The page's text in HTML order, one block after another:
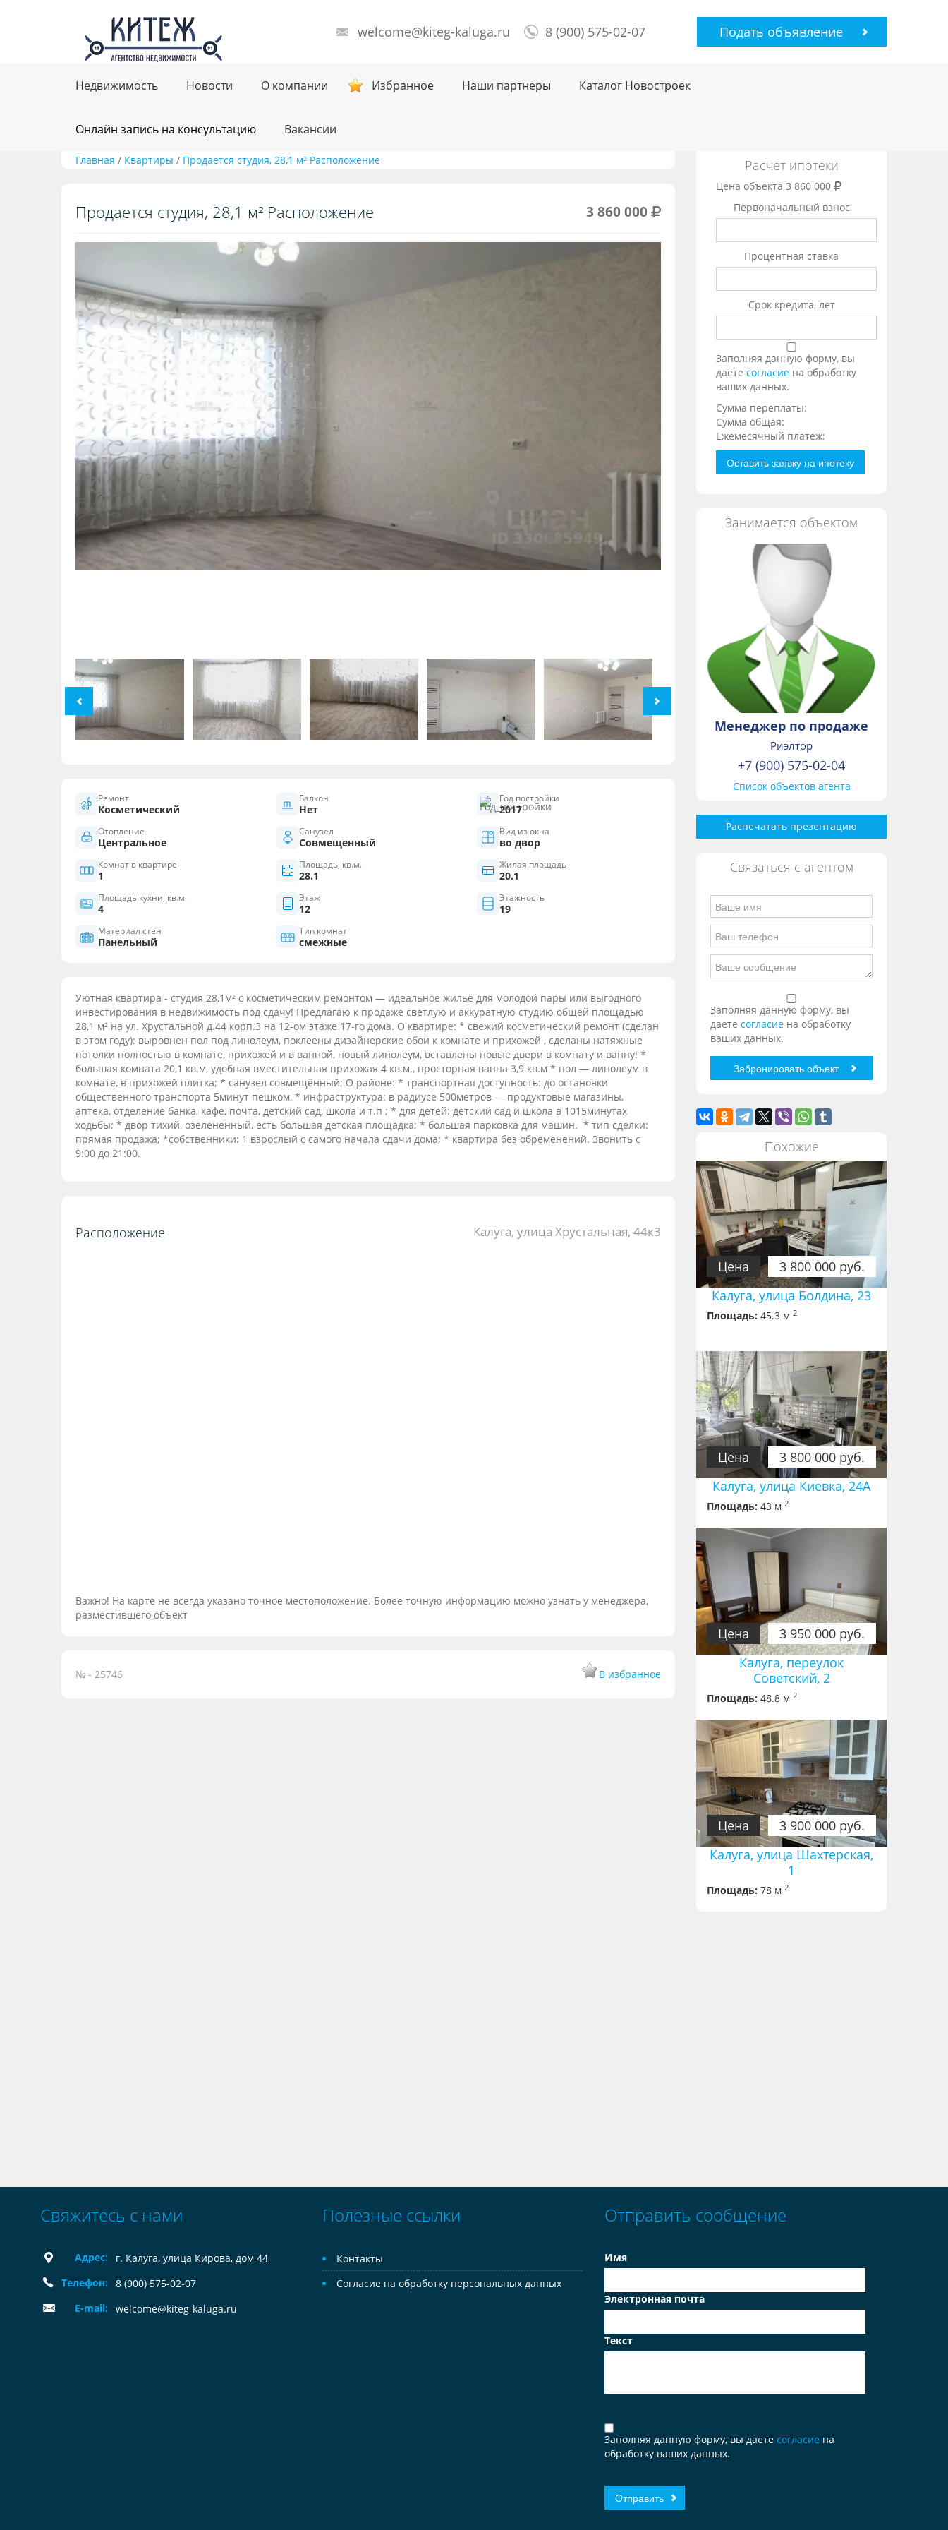
welcome@kiteg-kaluga.ru 8 (900) 575-02-07 Подать объявление
Недвижимость Новости О компании Избранное Наши партнеры Каталог Новостроек
Онлайн запись на консультацию Вакансии
Главная / Квартиры / Продается студия, 28,1 м² Расположение
Продается студия, 28,1 м² Расположение 3 860 000
Ремонт
Косметический
Балкон
Нет
Год постройки
2017
Отопление
Центральное
Санузел
Совмещенный
Вид из окна
во двор
Комнат в квартире
1
Площадь, кв.м.
28.1
Жилая площадь
20.1
Площадь кухни, кв.м.
4
Этаж
12
Этажность
19
Материал стен
Панельный
Тип комнат
смежные
Уютная квартира - студия 28,1м² с косметическим ремонтом — идеальное жильё для молодой пары или выгодного
инвестирования в недвижимость под сдачу! Предлагаю к продаже светлую и аккуратную студию общей площадью
28,1 м² на ул. Хрустальной д.44 корп.3 на 12-ом этаже 17-го дома. О квартире: * свежий косметический ремонт (сделан
в этом году): выровнен пол под линолеум, поклеены дизайнерские обои к комнате и прихожей , сделаны натяжные
потолки полностью в комнате, прихожей и в ванной, новый линолеум, вставлены новые двери в комнату и ванну! *
большая комната 20,1 кв.м, удобная вместительная прихожая 4 кв.м., просторная ванна 3,9 кв.м * пол — линолеум в
комнате, в прихожей плитка; * санузел совмещённый; О районе: * транспортная доступность: до остановки
общественного транспорта 5минут пешком, * инфраструктура: в радиусе 500метров — продуктовые магазины,
аптека, отделение банка, кафе, почта, детский сад, школа и т.п ; * для детей: детский сад и школа в 1015минутах
ходьбы; * двор тихий, озеленённый, есть большая детская площадка; * большая парковка для машин. * тип сделки:
прямая продажа; *собственники: 1 взрослый с самого начала сдачи дома; * квартира без обременений. Звонить с
9:00 до 21:00.
Расположение Калуга, улица Хрустальная, 44к3
Важно! На карте не всегда указано точное местоположение. Более точную информацию можно узнать у менеджера,
разместившего объект
№ - 25746 В избранное
Расчет ипотеки
Цена объекта 3 860 000
Первоначальный взнос
Процентная ставка
Срок кредита, лет
Заполняя данную форму, вы
даете согласие на обработку
ваших данных.
Сумма переплаты:
Сумма общая:
Ежемесячный платеж:
Оставить заявку на ипотеку
Занимается объектом
Менеджер по продаже
Риэлтор
+7 (900) 575-02-04
Список объектов агента
Распечатать презентацию
Связаться с агентом
Заполняя данную форму, вы
даете согласие на обработку
ваших данных.
Похожие
3 800 000 руб.
Цена
Калуга, улица Болдина, 23
Площадь: 45.3 м 2
3 800 000 руб.
Цена
Калуга, улица Киевка, 24А
Площадь: 43 м 2
3 950 000 руб.
Цена
Калуга, переулок
Советский, 2
Площадь: 48.8 м 2
3 900 000 руб.
Цена
Калуга, улица Шахтерская,
1
Площадь: 78 м 2
Свяжитесь с нами
Адрес:
г. Калуга, улица Кирова, дом 44
Телефон:
8 (900) 575-02-07
E-mail:
welcome@kiteg-kaluga.ru
Полезные ссылки
Контакты
Согласие на обработку персональных данных
Отправить сообщение
Имя
Электронная почта
Текст
Заполняя данную форму, вы даете согласие на
обработку ваших данных.